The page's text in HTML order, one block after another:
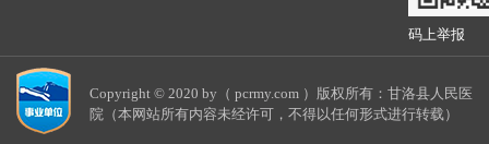
码上举报
Copyright © 2020 by（ pcrmy.com ）版权所有：甘洛县人民医
院（本网站所有内容未经许可，不得以任何形式进行转载）